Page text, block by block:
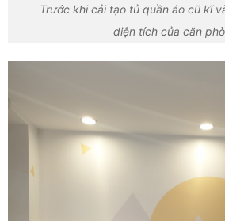
Trước khi cải tạo tủ quần áo cũ kĩ
diện tích của căn